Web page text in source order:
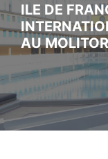
ILE DE
AU MOLITOR